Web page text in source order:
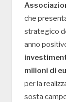
che
strategico
anno
milioni di
per la
sosta